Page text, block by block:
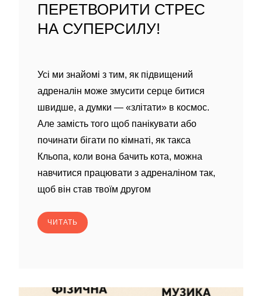
ПЕРЕТВОРИТИ СТРЕС
НА СУПЕРСИЛУ!
Усі ми знайомі з тим, як підвищений
адреналін може змусити серце битися
швидше, а думки — «злітати» в космос.
Але замість того щоб панікувати або
починати бігати по кімнаті, як такса
Кльопа, коли вона бачить кота, можна
навчитися працювати з адреналіном так,
щоб він став твоїм другом
ЧИТАТЬ